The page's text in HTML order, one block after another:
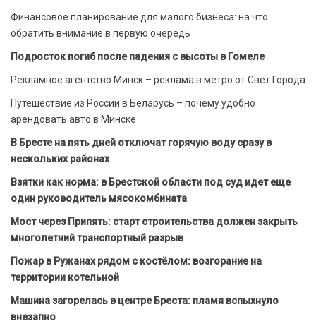
Финансовое планирование для малого бизнеса: на что
обратить внимание в первую очередь
Подросток погиб после падения с высоты в Гомеле
Рекламное агентство Минск – реклама в метро от Свет Города
Путешествие из России в Беларусь – почему удобно
арендовать авто в Минске
В Бресте на пять дней отключат горячую воду сразу в
нескольких районах
Взятки как норма: в Брестской области под суд идет еще
один руководитель мясокомбината
Мост через Припять: старт строительства должен закрыть
многолетний транспортный разрыв
Пожар в Ружанах рядом с костёлом: возгорание на
территории котельной
Машина загорелась в центре Бреста: пламя вспыхнуло
внезапно